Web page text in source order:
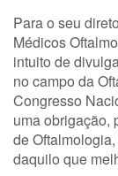
Para o seu
Médicos
intuito de
no campo da
Congresso
uma obrigação,
de
daquilo que